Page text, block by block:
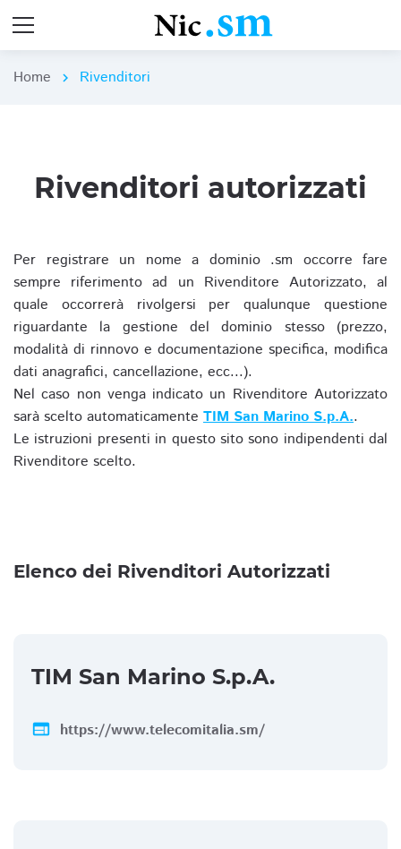
Home chevron_right Rivenditori
Rivenditori autorizzati
Per registrare un nome a dominio .sm occorre fare
sempre riferimento ad un Rivenditore Autorizzato, al
quale occorrerà rivolgersi per qualunque questione
riguardante la gestione del dominio stesso (prezzo,
modalità di rinnovo e documentazione specifica, modifica
dati anagrafici, cancellazione, ecc...).
Nel caso non venga indicato un Rivenditore Autorizzato
sarà scelto automaticamente TIM San Marino S.p.A..
Le istruzioni presenti in questo sito sono indipendenti dal
Rivenditore scelto.
Elenco dei Rivenditori Autorizzati
TIM San Marino S.p.A.
web https://www.telecomitalia.sm/